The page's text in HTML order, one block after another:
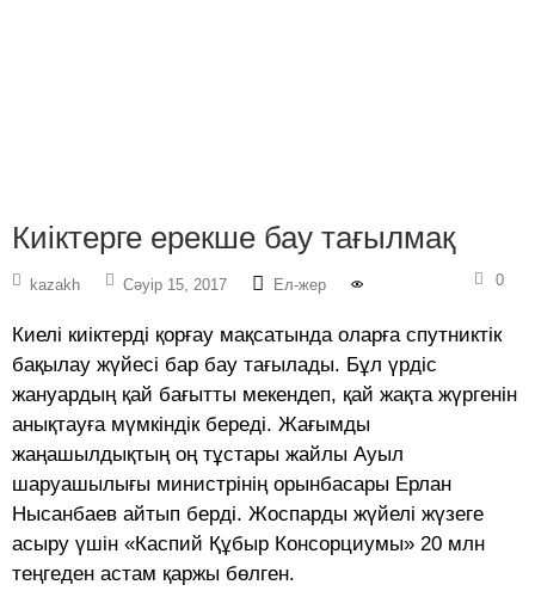
Киіктерге ерекше бау тағылмақ
kazakh Сәуір 15, 2017 Ел-жер 0
Киелі киіктерді қорғау мақсатында оларға спутниктік
бақылау жүйесі бар бау тағылады. Бұл үрдіс
жануардың қай бағытты мекендеп, қай жақта жүргенін
анықтауға мүмкіндік береді. Жағымды
жаңашылдықтың оң тұстары жайлы Ауыл
шаруашылығы министрінің орынбасары Ерлан
Нысанбаев айтып берді. Жоспарды жүйелі жүзеге
асыру үшін «Каспий Құбыр Консорциумы» 20 млн
теңгеден астам қаржы бөлген.